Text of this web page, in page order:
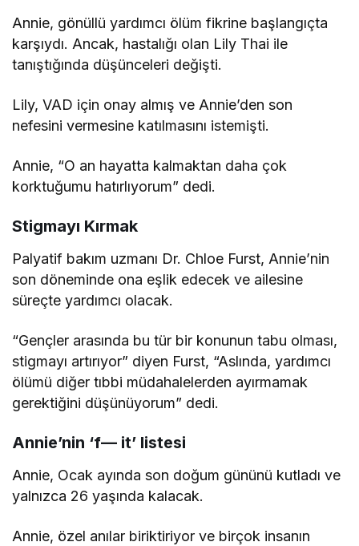
Annie, gönüllü yardımcı ölüm fikrine başlangıçta
karşıydı. Ancak, hastalığı olan Lily Thai ile
tanıştığında düşünceleri değişti.
Lily, VAD için onay almış ve Annie’den son
nefesini vermesine katılmasını istemişti.
Annie, “O an hayatta kalmaktan daha çok
korktuğumu hatırlıyorum” dedi.
Stigmayı Kırmak
Palyatif bakım uzmanı Dr. Chloe Furst, Annie’nin
son döneminde ona eşlik edecek ve ailesine
süreçte yardımcı olacak.
“Gençler arasında bu tür bir konunun tabu olması,
stigmayı artırıyor” diyen Furst, “Aslında, yardımcı
ölümü diğer tıbbi müdahalelerden ayırmamak
gerektiğini düşünüyorum” dedi.
Annie’nin ‘f— it’ listesi
Annie, Ocak ayında son doğum gününü kutladı ve
yalnızca 26 yaşında kalacak.
Annie, özel anılar biriktiriyor ve birçok insanın